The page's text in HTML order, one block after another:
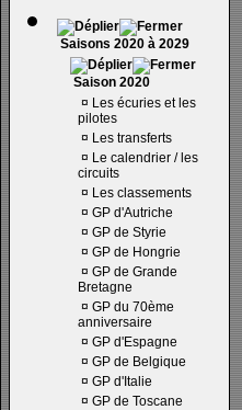
Saisons 2020 à 2029
Saison 2020
¤ Les écuries et les
pilotes
¤ Les transferts
¤ Le calendrier / les
circuits
¤ Les classements
¤ GP d'Autriche
¤ GP de Styrie
¤ GP de Hongrie
¤ GP de Grande
Bretagne
¤ GP du 70ème
anniversaire
¤ GP d'Espagne
¤ GP de Belgique
¤ GP d'Italie
¤ GP de Toscane